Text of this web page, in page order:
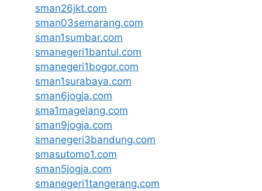
sman26jkt.com
sman03semarang.com
sman1sumbar.com
smanegeri1bantul.com
smanegeri1bogor.com
sman1surabaya.com
sman6jogja.com
sma1magelang.com
sman9jogja.com
smanegeri3bandung.com
smasutomo1.com
sman5jogja.com
smanegeri1tangerang.com